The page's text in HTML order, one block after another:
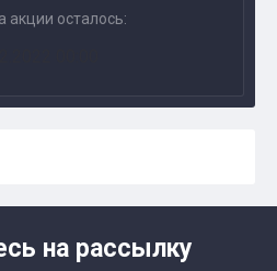
акции осталось:
на рассылку